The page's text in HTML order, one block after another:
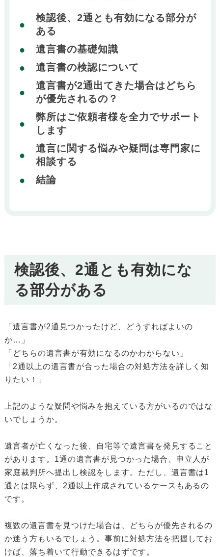
検認後、2通とも有効になる部分が
ある
遺言書の基礎知識
遺言書の検認について
遺言書が2通出てきた場合はどちら
が優先されるの？
弊所はご依頼者様を全力でサポート
します
遺言に関する悩みや疑問は専門家に
相談する
結論
検認後、2通とも有効にな
る部分がある
「遺言書が2通見つかったけど、どうすればよいの
か…」
「どちらの遺言書が有効になるのかわからない」
「2通以上の遺言書が合った場合の対処方法を詳しく知
りたい！」
上記のような疑問や悩みを抱えている方がいるのではな
いでしょうか。
遺言者が亡くなった後、自宅等で遺言書を発見すること
があります。1通の遺言書が見つかった場合、申立人が
家庭裁判所へ提出し検認をします。ただし、遺言書は1
通とは限らず、2通以上作成されているケースもあるの
です。
複数の遺言書を見つけた場合は、どちらが優先されるの
か迷う方もいるでしょう。事前に対処方法を把握してお
けば、落ち着いて行動できるはずです。